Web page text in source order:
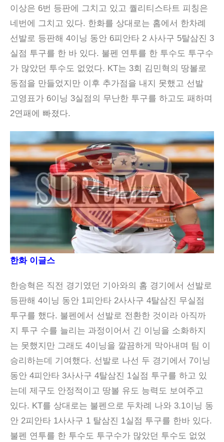
이상은 6번 등판에 그치고 있고 퀄리티스타트 피칭은
네번에 그치고 있다. 한화를 상대로는 홈에서 한차례
선발로 등판해 4이닝 동안 6피안타 2 사사구 5탈삼진 3
실점 투구를 한 바 있다. 불펜 연투를 한 투수도 투구수
가 많았던 투수도 없었다. KT는 3회 김민혁의 땅볼로
동점을 만들었지만 이후 추가점을 내지 못했고 선발
고영표가 6이닝 3실점의 무난한 투구를 하고도 패하며
2연패에 빠졌다.
한화 이글스
한승혁은 직전 경기였던 기아와의 홈 경기에서 선발로
등판해 4이닝 동안 1피안타 2사사구 4탈삼진 무실점
투구를 했다. 불펜에서 선발로 전환한 것이라 아직까
지 투구 수를 늘리는 과정이어서 긴 이닝을 소화하지
는 못했지만 그래도 4이닝을 깔끔하게 막아내며 팀 이
승리하는데 기여했다. 선발로 나선 두 경기에서 7이닝
동안 4피안타 3사사구 4탈삼진 1실점 투구를 하고 있
는데 제구도 안정적이고 땅볼 유도 능력도 보여주고
있다. KT를 상대로는 불펜으로 두차례 나와 3.1이닝 동
안 2피안타 1사사구 1 탈삼진 1실점 투구를 한바 있다.
불펜 연투를 한 투수도 투구수가 많았던 투수도 없었